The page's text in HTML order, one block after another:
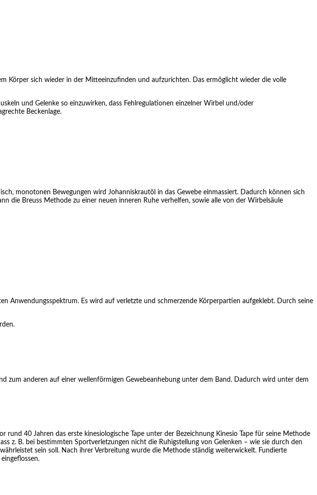
Körper sich wieder in der Mitteeinzufinden und aufzurichten. Das ermöglicht wieder die volle
und Gelenke so einzuwirken, dass Fehlregulationen einzelner Wirbel und/oder
Beckenlage.
monotonen Bewegungen wird Johanniskrautöl in das Gewebe einmassiert. Dadurch können sich
die Breuss Methode zu einer neuen inneren Ruhe verhelfen, sowie alle von der Wirbelsäule
Anwendungsspektrum. Es wird auf verletzte und schmerzende Körperpartien aufgeklebt. Durch seine
anderen auf einer wellenförmigen Gewebeanhebung unter dem Band. Dadurch wird unter dem
40 Jahren das erste kinesiologische Tape unter der Bezeichnung Kinesio Tape für seine Methode
z. B. bei bestimmten Sportverletzungen nicht die Ruhigstellung von Gelenken – wie sie durch den
sein soll. Nach ihrer Verbreitung wurde die Methode ständig weiterwickelt. Fundierte